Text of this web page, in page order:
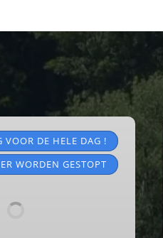
VOOR DE HELE DAG !
WORDEN GESTOPT